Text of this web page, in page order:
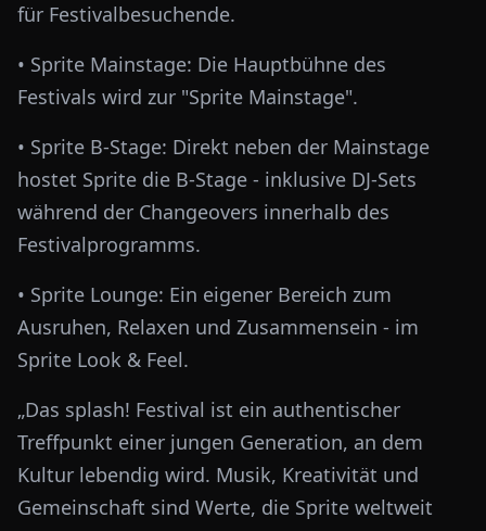
für Festivalbesuchende.
• Sprite Mainstage: Die Hauptbühne des
Festivals wird zur "Sprite Mainstage".
• Sprite B-Stage: Direkt neben der Mainstage
hostet Sprite die B-Stage - inklusive DJ-Sets
während der Changeovers innerhalb des
Festivalprogramms.
• Sprite Lounge: Ein eigener Bereich zum
Ausruhen, Relaxen und Zusammensein - im
Sprite Look & Feel.
„Das splash! Festival ist ein authentischer
Treffpunkt einer jungen Generation, an dem
Kultur lebendig wird. Musik, Kreativität und
Gemeinschaft sind Werte, die Sprite weltweit